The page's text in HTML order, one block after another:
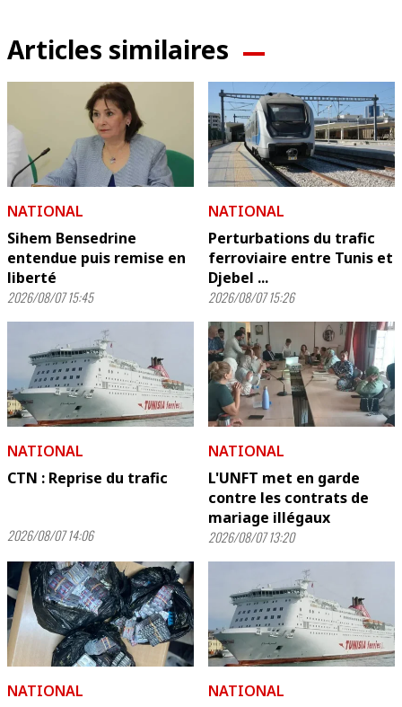
Articles similaires
NATIONAL
Sihem Bensedrine
entendue puis remise en
liberté
2026/08/07 15:45
NATIONAL
Perturbations du trafic
ferroviaire entre Tunis et
Djebel ...
2026/08/07 15:26
NATIONAL
CTN : Reprise du trafic
2026/08/07 14:06
NATIONAL
L'UNFT met en garde
contre les contrats de
mariage illégaux
2026/08/07 13:20
NATIONAL
NATIONAL